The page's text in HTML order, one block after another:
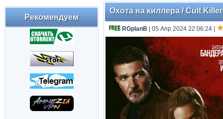
Рекомендуем
Охота на киллера / Cult
RGplanB | 05 Апр 2024 22:06:24